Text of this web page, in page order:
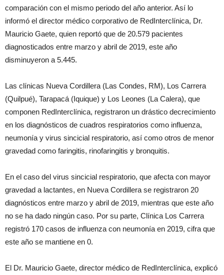
comparación con el mismo periodo del año anterior. Así lo
informó el director médico corporativo de RedInterclínica, Dr.
Mauricio Gaete, quien reportó que de 20.579 pacientes
diagnosticados entre marzo y abril de 2019, este año
disminuyeron a 5.445.
Las clínicas Nueva Cordillera (Las Condes, RM), Los Carrera
(Quilpué), Tarapacá (Iquique) y Los Leones (La Calera), que
componen RedInterclínica, registraron un drástico decrecimiento
en los diagnósticos de cuadros respiratorios como influenza,
neumonía y virus sincicial respiratorio, así como otros de menor
gravedad como faringitis, rinofaringitis y bronquitis.
En el caso del virus sincicial respiratorio, que afecta con mayor
gravedad a lactantes, en Nueva Cordillera se registraron 20
diagnósticos entre marzo y abril de 2019, mientras que este año
no se ha dado ningún caso. Por su parte, Clínica Los Carrera
registró 170 casos de influenza con neumonía en 2019, cifra que
este año se mantiene en 0.
El Dr. Mauricio Gaete, director médico de RedInterclínica, explicó